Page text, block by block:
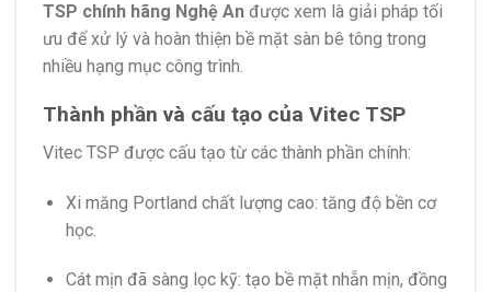
TSP chính hãng Nghệ An được xem là giải pháp tối
ưu để xử lý và hoàn thiện bề mặt sàn bê tông trong
nhiều hạng mục công trình.
Thành phần và cấu tạo của Vitec TSP
Vitec TSP được cấu tạo từ các thành phần chính:
Xi măng Portland chất lượng cao: tăng độ bền cơ
học.
Cát mịn đã sàng lọc kỹ: tạo bề mặt nhẵn mịn, đồng